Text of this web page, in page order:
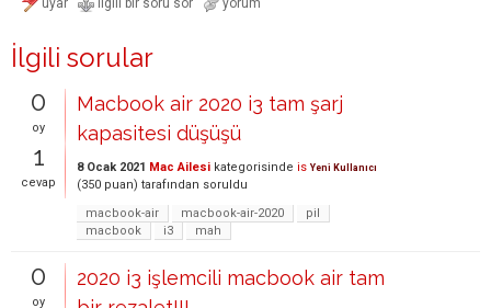
İlgili sorular
0
oy
1
cevap
Macbook air 2020 i3 tam şarj
kapasitesi düşüşü
8 Ocak 2021 Mac Ailesi kategorisinde is Yeni Kullanıcı
(350 puan) tarafından soruldu
macbook-air
macbook-air-2020
pil
macbook
i3 mah
0
oy
2020 i3 işlemcili macbook air tam